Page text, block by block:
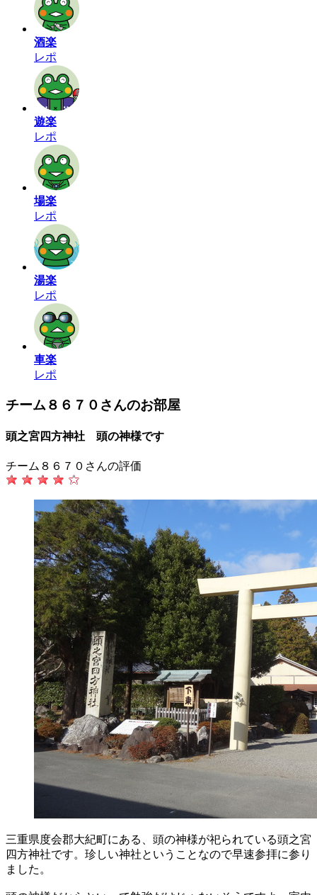
酒楽
レポ
遊楽
レポ
場楽
レポ
湯楽
レポ
車楽
レポ
チーム８６７０さんのお部屋
頭之宮四方神社 頭の神様です
チーム８６７０さんの評価
三重県度会郡大紀町にある、頭の神様が祀られている頭之宮
四方神社です。珍しい神社ということなので早速参拝に参り
ました。